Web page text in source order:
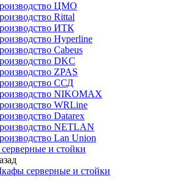
ЦМО
Rittal
ИТК
Hyperline
Cabeus
DKC
ZPAS
ССД
NIKOMAX
WRLine
Datarex
NETLAN
Lan Union
и стойки
серверные и стойки